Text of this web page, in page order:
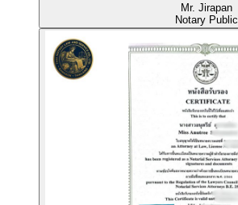
Mr. Jirapan
Notary Public